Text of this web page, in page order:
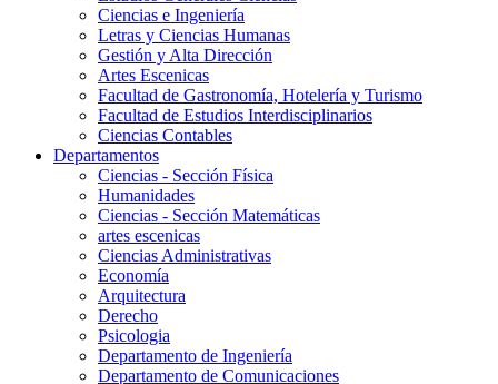
Ciencias e Ingeniería
Letras y Ciencias Humanas
Gestión y Alta Dirección
Artes Escenicas
Facultad de Gastronomía, Hotelería y Turismo
Facultad de Estudios Interdisciplinarios
Ciencias Contables
Departamentos
Ciencias - Sección Física
Humanidades
Ciencias - Sección Matemáticas
artes escenicas
Ciencias Administrativas
Economía
Arquitectura
Derecho
Psicologia
Departamento de Ingeniería
Departamento de Comunicaciones